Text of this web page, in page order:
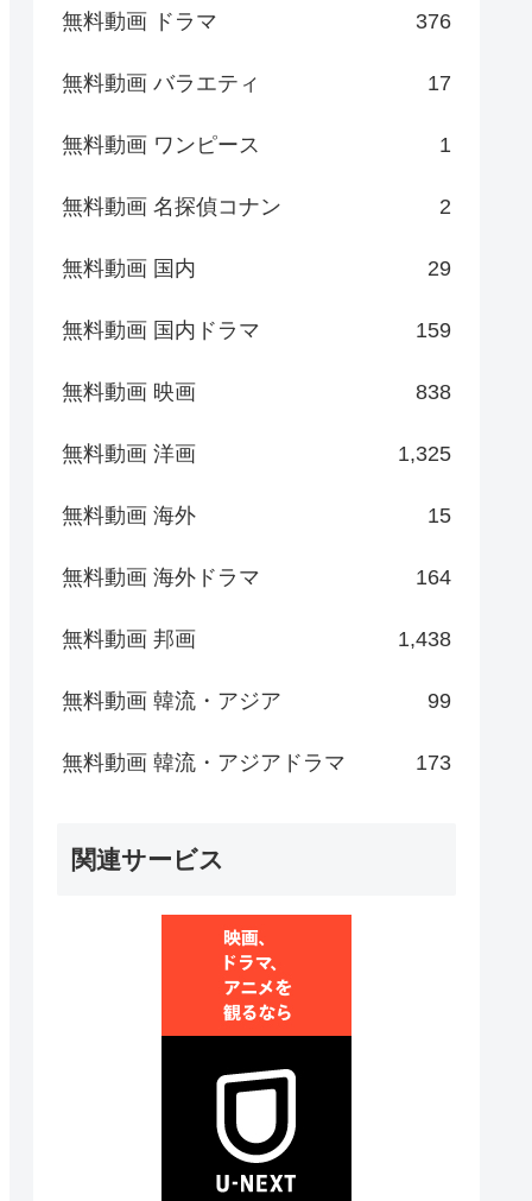
無料動画 ドラマ 376
無料動画 バラエティ 17
無料動画 ワンピース 1
無料動画 名探偵コナン 2
無料動画 国内 29
無料動画 国内ドラマ 159
無料動画 映画 838
無料動画 洋画 1,325
無料動画 海外 15
無料動画 海外ドラマ 164
無料動画 邦画 1,438
無料動画 韓流・アジア 99
無料動画 韓流・アジアドラマ 173
関連サービス